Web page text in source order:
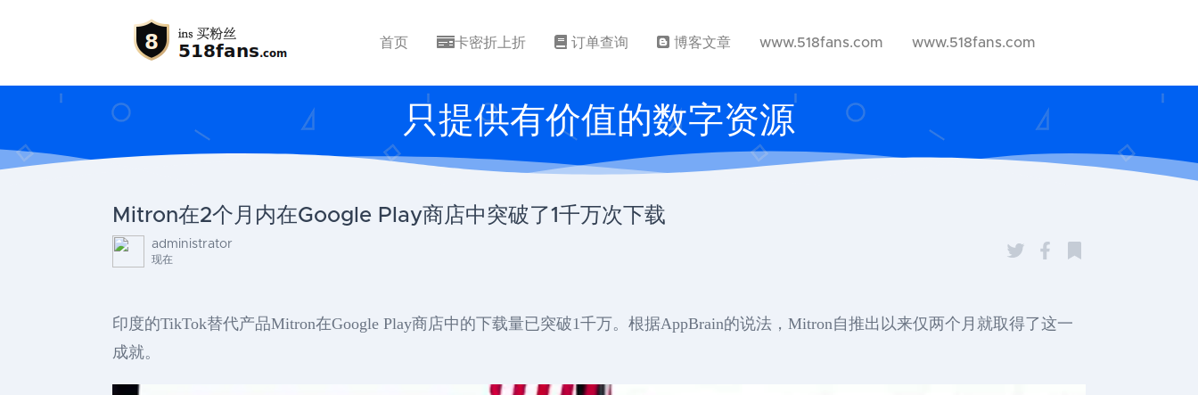
首页 卡密折上折 订单查询 博客文章 www.518fans.com www.518fans.com
只提供有价值的数字资源
Mitron在2个月内在Google Play商店中突破了1千万次下载
administrator
现在
印度的TikTok替代产品Mitron在Google Play商店中的下载量已突破1千万。根据AppBrain的说法，Mitron自推出以来仅两个月就取得了这一
成就。